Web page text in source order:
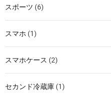
スポーツ (6)
スマホ (1)
スマホケース (2)
セカンド冷蔵庫 (1)